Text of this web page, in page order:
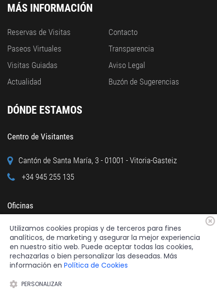
MÁS INFORMACIÓN
Reservas de Visitas
Paseos Virtuales
Visitas Guiadas
Actualidad
Contacto
Transparencia
Aviso Legal
Buzón de Sugerencias
DÓNDE ESTAMOS
Centro de Visitantes
Cantón de Santa María, 3 - 01001 - Vitoria-Gasteiz
+34 945 255 135
Oficinas
Calle Cuchillería, 95 - 01001 - Vitoria-Gasteiz
+34 945 122 160
Utilizamos cookies propias y de terceros para fines
analíticos, de marketing y asegurar la mejor experiencia
en nuestro sitio web. Puede aceptar todas las cookies,
rechazarlas o bien personalizar las deseadas. Más
información en Política de Cookies
PERSONALIZAR